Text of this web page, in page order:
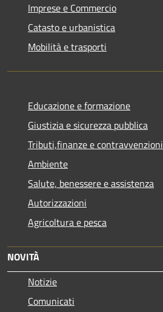
Imprese e Commercio
Catasto e urbanistica
Mobilità e trasporti
Educazione e formazione
Giustizia e sicurezza pubblica
Tributi,finanze e contravvenzioni
Ambiente
Salute, benessere e assistenza
Autorizzazioni
Agricoltura e pesca
NOVITÀ
Notizie
Comunicati